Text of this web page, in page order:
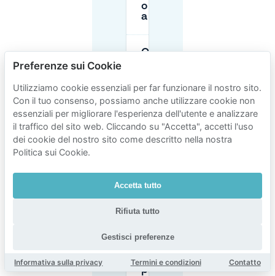
o gratuiti
a Delft?
Quali sono i
a Delft?
Cosa
succede
se
multa a
Delft?
evitare lo
multa per il
parcheggio
Preferenze sui Cookie
Utilizziamo cookie essenziali per far funzionare il nostro sito.
Con il tuo consenso, possiamo anche utilizzare cookie non
essenziali per migliorare l'esperienza dell'utente e analizzare
il traffico del sito web. Cliccando su "Accetta", accetti l'uso
dei cookie del nostro sito come descritto nella nostra
Politica sui Cookie.
Accetta tutto
Rifiuta tutto
Gestisci preferenze
Informativa sulla privacy Termini e condizioni Contatto